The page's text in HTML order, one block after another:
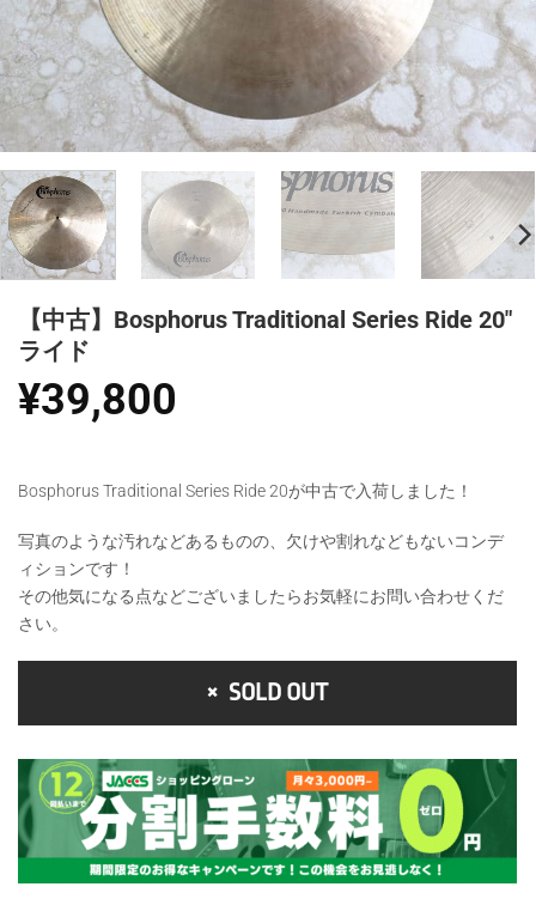
【中古】Bosphorus Traditional Series Ride 20″
ライド
¥39,800
Bosphorus Traditional Series Ride 20が中古で入荷しました！
写真のような汚れなどあるものの、欠けや割れなどもないコンデ
ィションです！
その他気になる点などございましたらお気軽にお問い合わせくだ
さい。
SOLD OUT